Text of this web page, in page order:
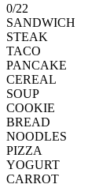
0/22
SANDWICH
STEAK
TACO
PANCAKE
CEREAL
SOUP
COOKIE
BREAD
NOODLES
PIZZA
YOGURT
CARROT